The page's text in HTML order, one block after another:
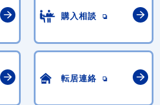
購入相談
転居連絡